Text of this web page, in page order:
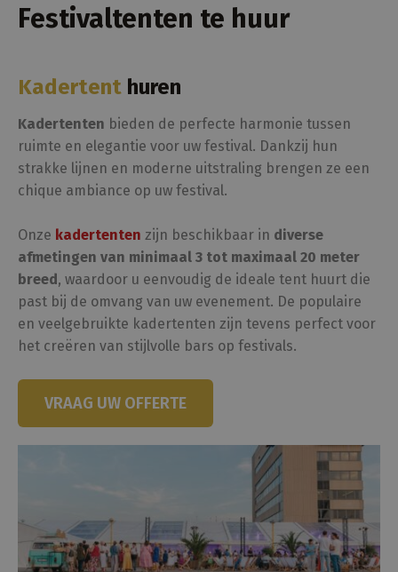
Festivaltenten te huur
Kadertent huren
Kadertenten bieden de perfecte harmonie tussen
ruimte en elegantie voor uw festival. Dankzij hun
strakke lijnen en moderne uitstraling brengen ze een
chique ambiance op uw festival.
Onze kadertenten zijn beschikbaar in diverse
afmetingen van minimaal 3 tot maximaal 20 meter
breed , waardoor u eenvoudig de ideale tent huurt die
past bij de omvang van uw evenement. De populaire
en veelgebruikte kadertenten zijn tevens perfect voor
het creëren van stijlvolle bars op festivals.
VRAAG UW OFFERTE